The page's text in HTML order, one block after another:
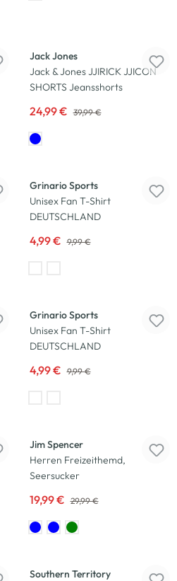
Jack Jones
Jack & Jones JJIRICK JJICON
SHORTS Jeansshorts
24,99 € 39,99 €
Grinario Sports
Unisex Fan T-Shirt
DEUTSCHLAND
4,99 € 9,99 €
Grinario Sports
Unisex Fan T-Shirt
DEUTSCHLAND
4,99 € 9,99 €
Jim Spencer
Herren Freizeithemd,
Seersucker
19,99 € 29,99 €
Southern Territory